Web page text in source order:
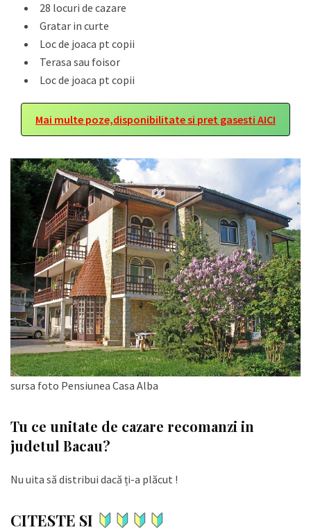
28 locuri de cazare
Gratar in curte
Loc de joaca pt copii
Terasa sau foisor
Loc de joaca pt copii
Mai multe poze,disponibilitate si pret gasesti AICI
sursa foto Pensiunea Casa Alba
Tu ce unitate de cazare recomanzi in
judetul Bacau?
Nu uita să distribui dacă ți-a plăcut !
CITESTE SI